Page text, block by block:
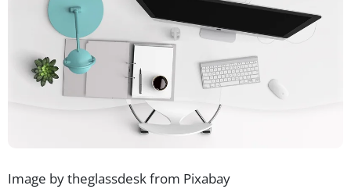
Image by theglassdesk from Pixabay